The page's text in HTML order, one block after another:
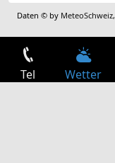
Daten © by MeteoSchweiz
Tel Wetter